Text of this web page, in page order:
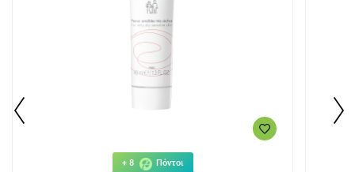
+ 8 Πόντοι